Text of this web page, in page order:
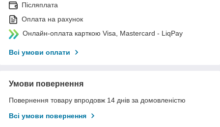
Післяплата
Оплата на рахунок
Онлайн-оплата карткою Visa, Mastercard - LiqPay
Всі умови оплати
Умови повернення
Повернення товару впродовж 14 днів за домовленістю
Всі умови повернення